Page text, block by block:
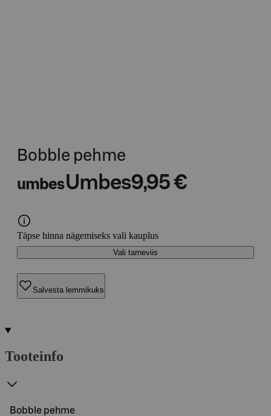
Bobble pehme
umbesUmbes9,95 €
Täpse hinna nägemiseks vali kauplus
Vali tarneviis
Salvesta lemmikuks
Tooteinfo
Bobble pehme